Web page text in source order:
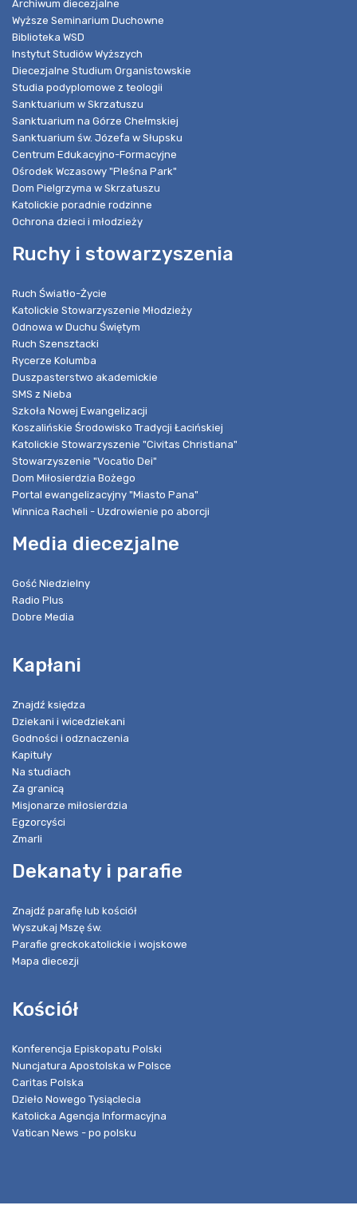
Archiwum diecezjalne
Wyższe Seminarium Duchowne
Biblioteka WSD
Instytut Studiów Wyższych
Diecezjalne Studium Organistowskie
Studia podyplomowe z teologii
Sanktuarium w Skrzatuszu
Sanktuarium na Górze Chełmskiej
Sanktuarium św. Józefa w Słupsku
Centrum Edukacyjno-Formacyjne
Ośrodek Wczasowy "Pleśna Park"
Dom Pielgrzyma w Skrzatuszu
Katolickie poradnie rodzinne
Ochrona dzieci i młodzieży
Ruchy i stowarzyszenia
Ruch Światło-Życie
Katolickie Stowarzyszenie Młodzieży
Odnowa w Duchu Świętym
Ruch Szensztacki
Rycerze Kolumba
Duszpasterstwo akademickie
SMS z Nieba
Szkoła Nowej Ewangelizacji
Koszalińskie Środowisko Tradycji Łacińskiej
Katolickie Stowarzyszenie "Civitas Christiana"
Stowarzyszenie "Vocatio Dei"
Dom Miłosierdzia Bożego
Portal ewangelizacyjny "Miasto Pana"
Winnica Racheli - Uzdrowienie po aborcji
Media diecezjalne
Gość Niedzielny
Radio Plus
Dobre Media
Kapłani
Znajdź księdza
Dziekani i wicedziekani
Godności i odznaczenia
Kapituły
Na studiach
Za granicą
Misjonarze miłosierdzia
Egzorcyści
Zmarli
Dekanaty i parafie
Znajdź parafię lub kościół
Wyszukaj Mszę św.
Parafie greckokatolickie i wojskowe
Mapa diecezji
Kościół
Konferencja Episkopatu Polski
Nuncjatura Apostolska w Polsce
Caritas Polska
Dzieło Nowego Tysiąclecia
Katolicka Agencja Informacyjna
Vatican News - po polsku